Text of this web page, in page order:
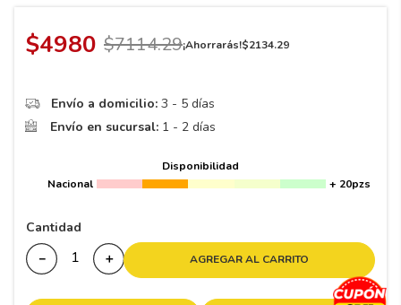
$4980 $7114.29¡Ahorrarás!$2134.29
Envío a domicilio: 3 - 5 días
Envío en sucursal: 1 - 2 días
Disponibilidad
Nacional
+ 20pzs
Cantidad
＋
－ AGREGAR AL CARRITO